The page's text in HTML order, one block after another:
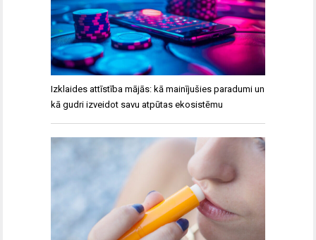
Izklaides attīstība mājās: kā mainījušies paradumi un
kā gudri izveidot savu atpūtas ekosistēmu